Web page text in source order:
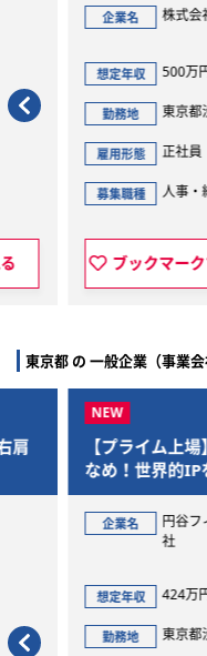
企業名 株式会
想定年収 500万
勤務地 東京都
雇用形態 正社員
募集職種 人事・
ブックマー
東京都 の 一般企業（事業
肩
【プライム上
なめ！世界的IP
与労務担当
企業名
円谷
社
想定年収 424万
勤務地 東京都